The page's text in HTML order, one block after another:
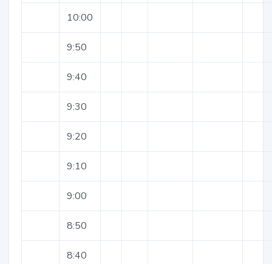
10:00
9:50
9:40
9:30
9:20
9:10
9:00
8:50
8:40